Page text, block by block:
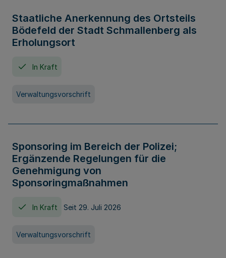
Staatliche Anerkennung des Ortsteils
Bödefeld der Stadt Schmallenberg als
Erholungsort
In Kraft
Verwaltungsvorschrift
Sponsoring im Bereich der Polizei;
Ergänzende Regelungen für die
Genehmigung von
Sponsoringmaßnahmen
In Kraft Seit 29. Juli 2026
Verwaltungsvorschrift